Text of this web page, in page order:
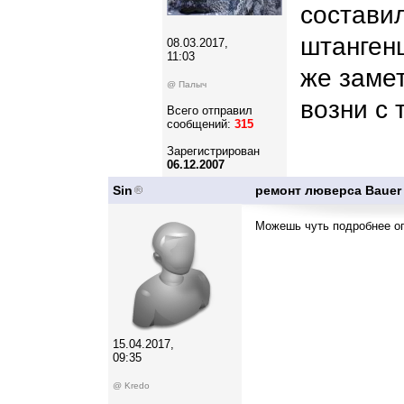
08.03.2017,
11:03
@ Палыч
Всего отправил
сообщений: 315
Зарегистрирован
06.12.2007
же
возни с
Sin ремонт люверса Bauer
15.04.2017,
09:35
@ Kredo
Можешь чуть подробнее